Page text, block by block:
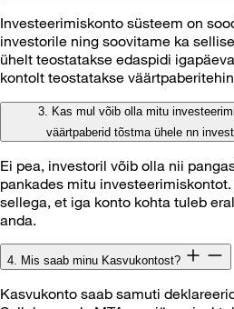
Investeerimiskonto süsteem on
investorile ning soovitame ka
ühelt teostatakse edaspidi
kontolt teostatakse
3. Kas mul võib olla mitu
väärtpaberid tõstma ühele nn
Ei pea, investoril võib olla nii
pankades mitu
sellega, et iga konto kohta tuleb
anda.
4. Mis saab minu Kasvukontost?
Kasvukonto saab samuti